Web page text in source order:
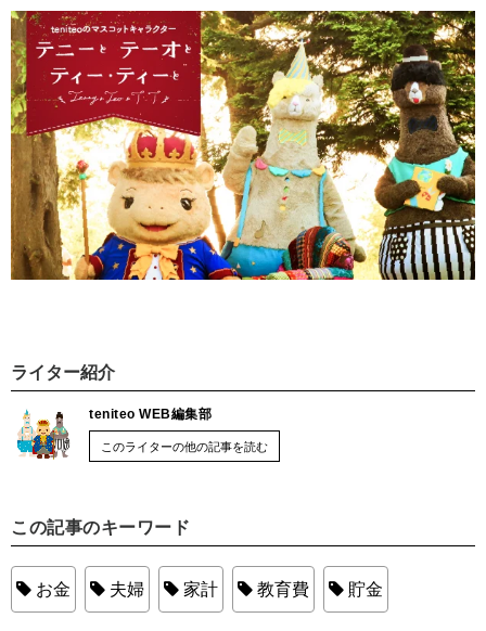
ライター紹介
teniteo WEB編集部
このライターの他の記事を読む
この記事のキーワード
お金 夫婦 家計 教育費 貯金